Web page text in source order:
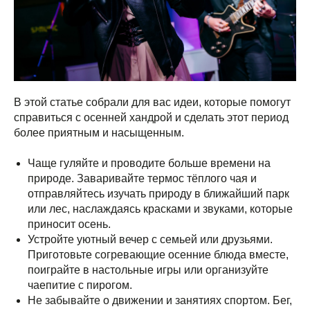
В этой статье собрали для вас идеи, которые помогут
справиться с осенней хандрой и сделать этот период
более приятным и насыщенным.
Чаще гуляйте и проводите больше времени на
природе. Заваривайте термос тёплого чая и
отправляйтесь изучать природу в ближайший парк
или лес, наслаждаясь красками и звуками, которые
приносит осень.
Устройте уютный вечер с семьей или друзьями.
Приготовьте согревающие осенние блюда вместе,
поиграйте в настольные игры или организуйте
чаепитие с пирогом.
Не забывайте о движении и занятиях спортом. Бег,